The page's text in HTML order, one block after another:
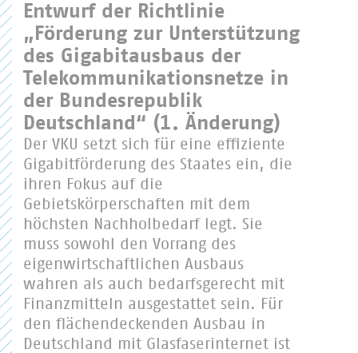
Entwurf der Richtlinie
„Förderung zur Unterstützung
des Gigabitausbaus der
Telekommunikationsnetze in
der Bundesrepublik
Deutschland“ (1. Änderung)
Der VKU setzt sich für eine effiziente
Gigabitförderung des Staates ein, die
ihren Fokus auf die
Gebietskörperschaften mit dem
höchsten Nachholbedarf legt. Sie
muss sowohl den Vorrang des
eigenwirtschaftlichen Ausbaus
wahren als auch bedarfsgerecht mit
Finanzmitteln ausgestattet sein. Für
den flächendeckenden Ausbau in
Deutschland mit Glasfaserinternet ist